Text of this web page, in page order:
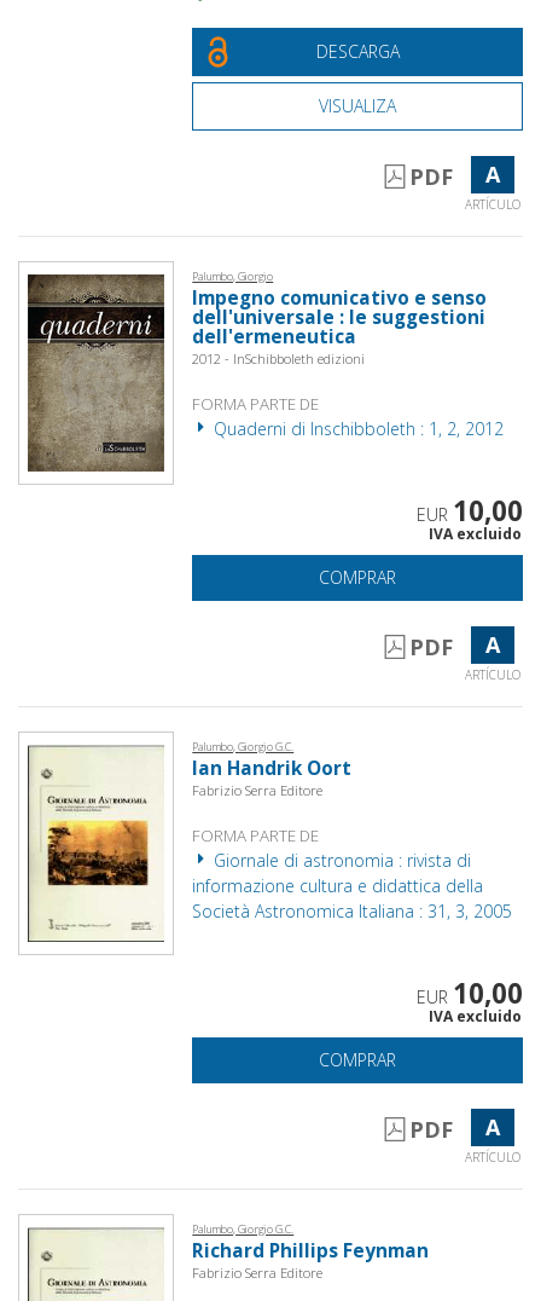
DESCARGA
VISUALIZA
PDF A
ARTÍCULO
Palumbo, Giorgio
Impegno comunicativo e senso
dell'universale : le suggestioni
dell'ermeneutica
2012 - InSchibboleth edizioni
FORMA PARTE DE
Quaderni di Inschibboleth : 1, 2, 2012
EUR 10,00
IVA excluido
COMPRAR
PDF A
ARTÍCULO
Palumbo, Giorgio G.C.
Ian Handrik Oort
Fabrizio Serra Editore
FORMA PARTE DE
Giornale di astronomia : rivista di
informazione cultura e didattica della
Società Astronomica Italiana : 31, 3, 2005
EUR 10,00
IVA excluido
COMPRAR
PDF A
ARTÍCULO
Palumbo, Giorgio G.C.
Richard Phillips Feynman
Fabrizio Serra Editore